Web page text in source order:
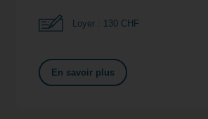
Loyer : 130 CHF
En savoir plus